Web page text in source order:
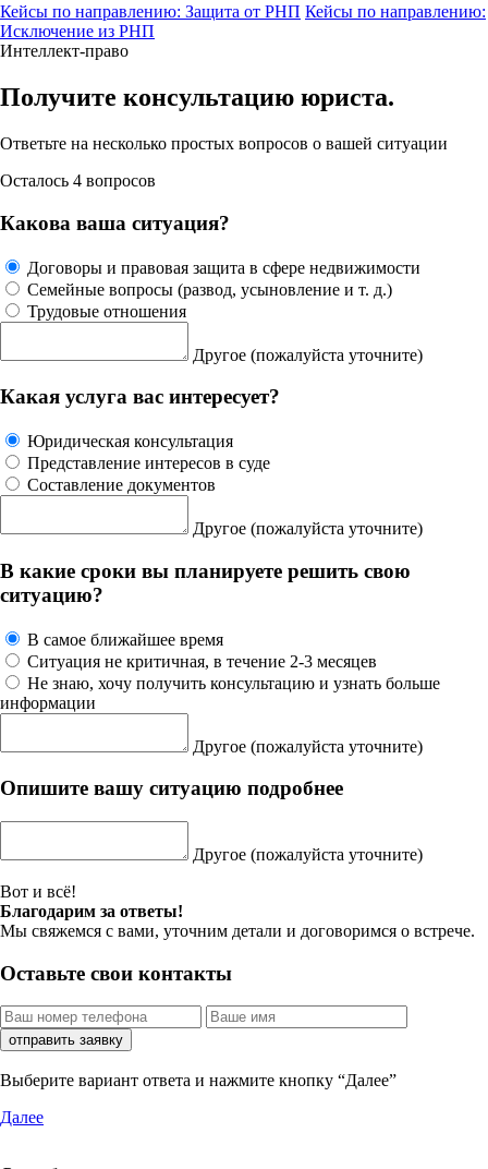
Кейсы по направлению: Защита от РНП Кейсы по направлению:
Исключение из РНП
Интеллект-право
Получите консультацию юриста.
Ответьте на несколько простых вопросов о вашей ситуации
Осталось 4 вопросов
Какова ваша ситуация?
Договоры и правовая защита в сфере недвижимости
Семейные вопросы (развод, усыновление и т. д.)
Трудовые отношения
Другое (пожалуйста уточните)
Какая услуга вас интересует?
Юридическая консультация
Представление интересов в суде
Составление документов
Другое (пожалуйста уточните)
В какие сроки вы планируете решить свою
ситуацию?
В самое ближайшее время
Ситуация не критичная, в течение 2-3 месяцев
Не знаю, хочу получить консультацию и узнать больше
информации
Другое (пожалуйста уточните)
Опишите вашу ситуацию подробнее
Другое (пожалуйста уточните)
Вот и всё!
Благодарим за ответы!
Мы свяжемся с вами, уточним детали и договоримся о встрече.
Оставьте свои контакты
отправить заявку
Выберите вариант ответа и нажмите кнопку “Далее”
Далее